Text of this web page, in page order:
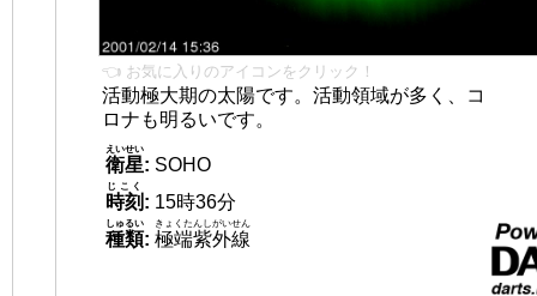
👈 お気に入りのアイコンをクリック！
活動極大期の太陽です。活動領域が多く、コ
ロナも明るいです。
衛星
えいせい
: SOHO
時刻
じこく
: 15時36分
種類
しゅるい
: 極端紫外線
きょくたんしがいせん